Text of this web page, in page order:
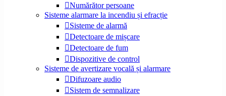
Numărător persoane
Sisteme alarmare la incendiu și efracție
Sisteme de alarmă
Detectoare de mișcare
Detectoare de fum
Dispozitive de control
Sisteme de avertizare vocală și alarmare
Difuzoare audio
Sistem de semnalizare